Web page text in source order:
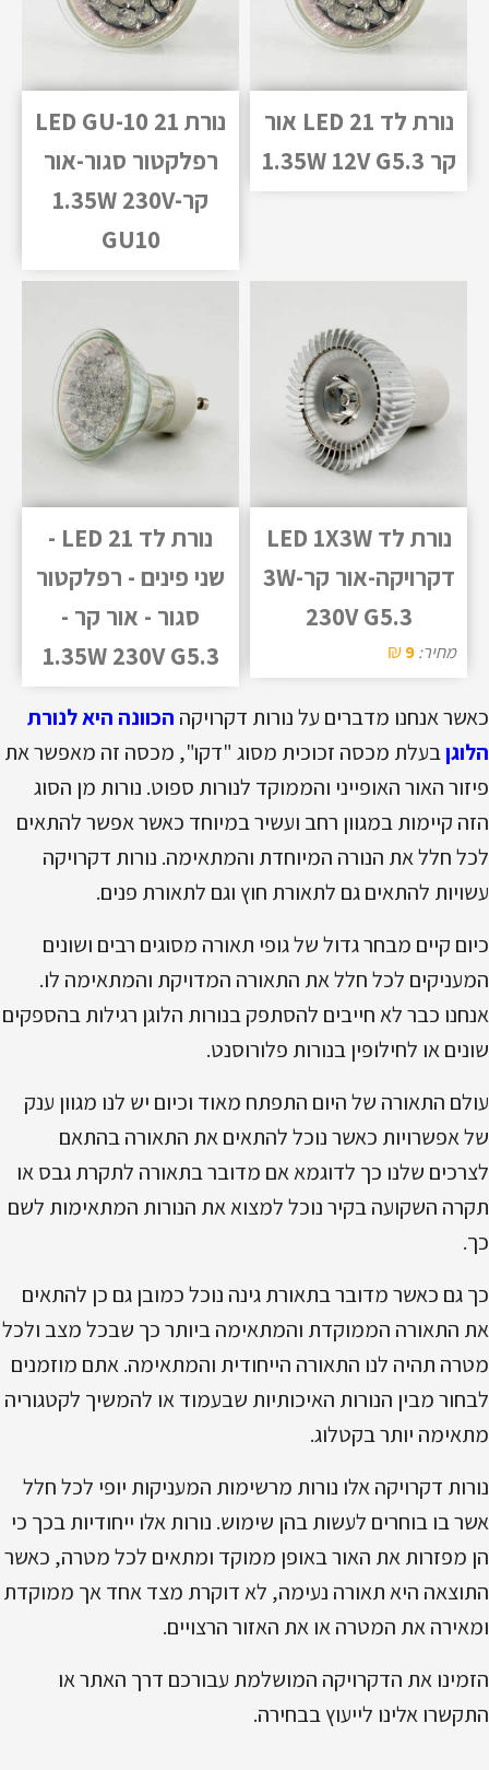
נורת לד 21 LED אור
קר 1.35W 12V G5.3
נורת 21 LED GU-10
רפלקטור סגור-אור
קר-1.35W 230V
GU10
נורת לד LED 1X3W
דקרויקה-אור קר-3W
230V G5.3
מחיר:9
₪
נורת לד LED 21 -
שני פינים - רפלקטור
סגור - אור קר -
1.35W 230V G5.3
כאשר אנחנו מדברים על נורות דקרויקה הכוונה היא לנורת
הלוגןבעלת מכסה זכוכית מסוג "דקו", מכסה זה מאפשר את
פיזור האור האופייני והממוקד לנורות ספוט. נורות מן הסוג
הזה קיימות במגוון רחב ועשיר במיוחד כאשר אפשר להתאים
לכל חלל את הנורה המיוחדת והמתאימה. נורות דקרויקה
עשויות להתאים גם לתאורת חוץ וגם לתאורת פנים.
כיום קיים מבחר גדול של גופי תאורה מסוגים רבים ושונים
המעניקים לכל חלל את התאורה המדויקת והמתאימה לו.
אנחנו כבר לא חייבים להסתפק בנורות הלוגן רגילות בהספקים
שונים או לחילופין בנורות פלורוסנט.
עולם התאורה של היום התפתח מאוד וכיום יש לנו מגוון ענק
של אפשרויות כאשר נוכל להתאים את התאורה בהתאם
לצרכים שלנו כך לדוגמא אם מדובר בתאורה לתקרת גבס או
תקרה השקועה בקיר נוכל למצוא את הנורות המתאימות לשם
כך.
כך גם כאשר מדובר בתאורת גינה נוכל כמובן גם כן להתאים
את התאורה הממוקדת והמתאימה ביותר כך שבכל מצב ולכל
מטרה תהיה לנו התאורה הייחודית והמתאימה.אתם מוזמנים
לבחור מבין הנורות האיכותיות שבעמוד או להמשיך לקטגוריה
מתאימה יותר בקטלוג.
נורות דקרויקה אלו נורות מרשימות המעניקות יופי לכל חלל
אשר בו בוחרים לעשות בהן שימוש. נורות אלו ייחודיות בכך כי
הן מפזרות את האור באופן ממוקד ומתאים לכל מטרה, כאשר
התוצאה היא תאורה נעימה, לא דוקרת מצד אחד אך ממוקדת
ומאירה את המטרה או את האזור הרצויים.
הזמינו את הדקרויקה המושלמת עבורכם דרך האתר או
התקשרו אלינו לייעוץ בבחירה.